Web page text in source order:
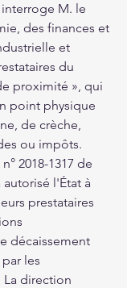
M. le
des finances et
et
du
proximité », qui
point physique
de crèche,
ou impôts.
2018-1317 de
autorisé l'État à
prestataires
décaissement
les
direction